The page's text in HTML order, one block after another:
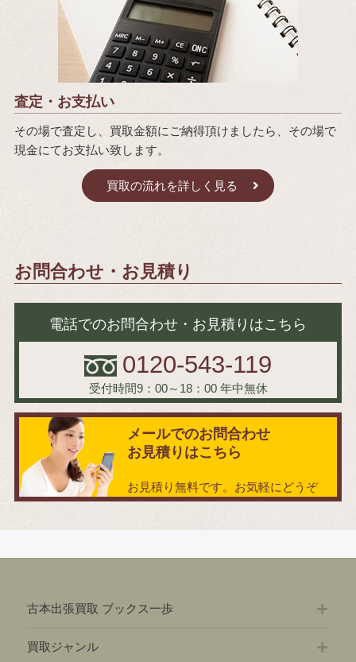
査定・お支払い
その場で査定し、買取金額にご納得頂けましたら、その場で
現金にてお支払い致します。
買取の流れを詳しく見る
お問合わせ・お見積り
電話でのお問合わせ・お見積りはこちら
0120-543-119
受付時間9：00～18：00 年中無休
メールでのお問合わせ
お見積りはこちら
お見積り無料です。お気軽にどうぞ
古本出張買取 ブックス一歩
買取ジャンル